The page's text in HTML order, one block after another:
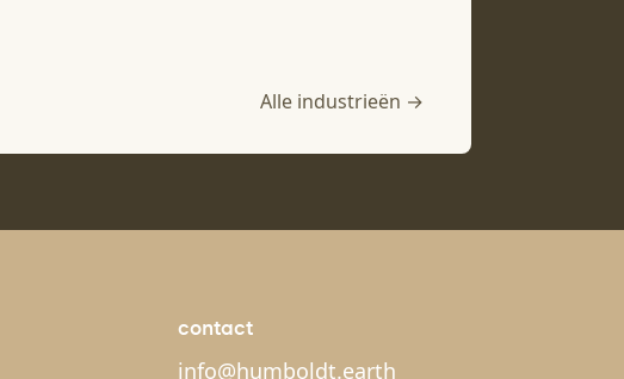
Alle industrieën →
contact
info@humboldt.earth